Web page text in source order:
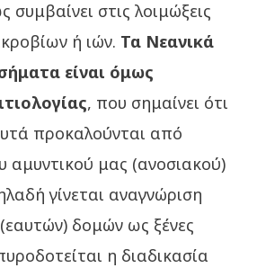
συμβαίνει στις λοιμώξεις
ή ιών. Τα Νεανικά
είναι όμως
, που σημαίνει ότι
προκαλούνται από
αμυντικού μας (ανοσιακού)
γίνεται αναγνώριση
δομών ως ξένες
η διαδικασία